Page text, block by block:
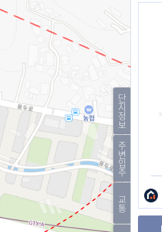
단
지
정
보
주
변
입
주
교
통